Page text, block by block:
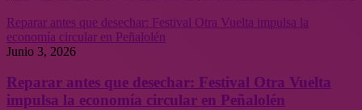
Reparar antes que desechar: Festival Otra Vuelta impulsa la
economía circular en Peñalolén
Junio 3, 2026
Reparar antes que desechar: Festival Otra Vuelta
impulsa la economía circular en Peñalolén